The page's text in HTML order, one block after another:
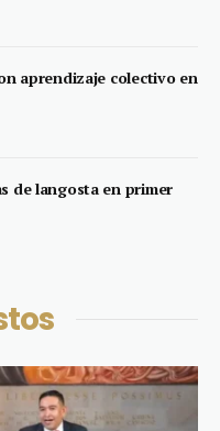
aprendizaje colectivo en
de langosta en primer